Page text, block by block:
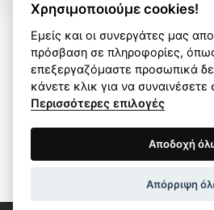
Ας μιλήσουμε για
δικό σας project!
Wapp development house,
Όροι Χρήσης
Χρησιμοποιούμε cookies!
Εμείς και οι συνεργάτες μας
πρόσβαση σε πληροφορίες,
επεξεργαζόμαστε προσωπικά
κάνετε κλικ για να
Περισσότερες επιλογές
Αποδοχή
Απόρριψη